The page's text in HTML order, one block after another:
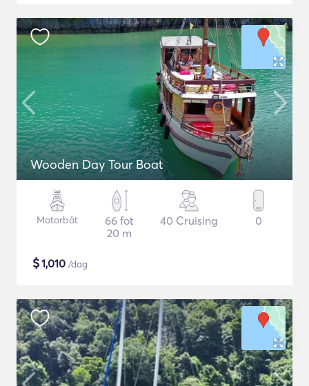
Wooden Day Tour Boat
Motorbåt
66 fot
20 m
40 Cruising 0
$1,010 /dag